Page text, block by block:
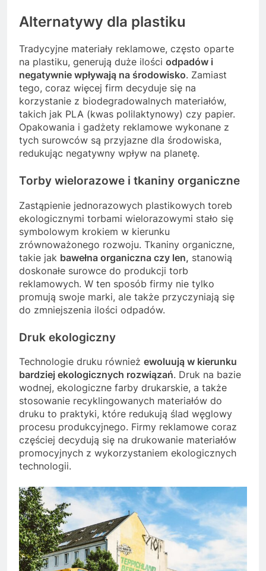
Alternatywy dla plastiku
Tradycyjne materiały reklamowe, często oparte
na plastiku, generują duże ilości odpadów i
negatywnie wpływają na środowisko. Zamiast
tego, coraz więcej firm decyduje się na
korzystanie z biodegradowalnych materiałów,
takich jak PLA (kwas polilaktynowy) czy papier.
Opakowania i gadżety reklamowe wykonane z
tych surowców są przyjazne dla środowiska,
redukując negatywny wpływ na planetę.
Torby wielorazowe i tkaniny organiczne
Zastąpienie jednorazowych plastikowych toreb
ekologicznymi torbami wielorazowymi stało się
symbolowym krokiem w kierunku
zrównoważonego rozwoju. Tkaniny organiczne,
takie jak bawełna organiczna czy len, stanowią
doskonałe surowce do produkcji torb
reklamowych. W ten sposób firmy nie tylko
promują swoje marki, ale także przyczyniają się
do zmniejszenia ilości odpadów.
Druk ekologiczny
Technologie druku również ewoluują w kierunku
bardziej ekologicznych rozwiązań. Druk na bazie
wodnej, ekologiczne farby drukarskie, a także
stosowanie recyklingowanych materiałów do
druku to praktyki, które redukują ślad węglowy
procesu produkcyjnego. Firmy reklamowe coraz
częściej decydują się na drukowanie materiałów
promocyjnych z wykorzystaniem ekologicznych
technologii.